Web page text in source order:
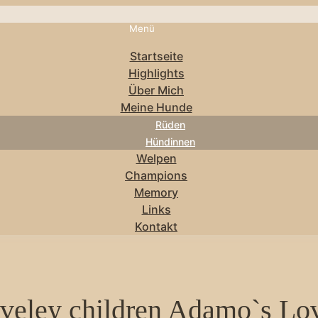
Menü
Startseite
Highlights
Über Mich
Meine Hunde
Rüden
Hündinnen
Welpen
Champions
Memory
Links
Kontakt
children Adamo`s